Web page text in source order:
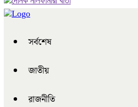
সর্বশেষ
জাতীয়
রাজনীতি